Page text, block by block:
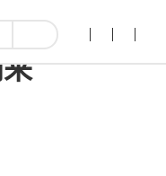
生活的美